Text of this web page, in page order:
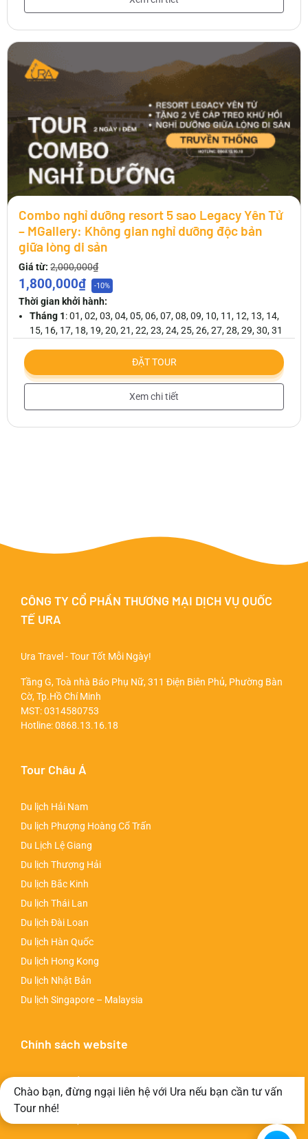
Combo nghỉ dưỡng resort 5 sao Legacy Yên Tử
– MGallery: Không gian nghỉ dưỡng độc bản
giữa lòng di sản
Giá từ:2,000,000₫
1,800,000₫ -10%
Thời gian khởi hành:
Tháng 1: 01, 02, 03, 04, 05, 06, 07, 08, 09, 10, 11, 12, 13, 14,
15, 16, 17, 18, 19, 20, 21, 22, 23, 24, 25, 26, 27, 28, 29, 30, 31
ĐẶT TOUR
Xem chi tiết
CÔNG TY CỔ PHẦN THƯƠNG MẠI DỊCH VỤ QUỐC
TẾ URA
Ura Travel - Tour Tốt Mỗi Ngày!
Tầng G, Toà nhà Báo Phụ Nữ, 311 Điện Biên Phủ, Phường Bàn
Cờ, Tp.Hồ Chí Minh
MST: 0314580753
Hotline:0868.13.16.18
Tour Châu Á
Du lịch Hải Nam
Du lịch Phượng Hoàng Cổ Trấn
Du Lịch Lệ Giang
Du lịch Thượng Hải
Du lịch Bắc Kinh
Du lịch Thái Lan
Du lịch Đài Loan
Du lịch Hàn Quốc
Du lịch Hong Kong
Du lịch Nhật Bản
Du lịch Singapore – Malaysia
Chính sách website
Chính sách thanh toán
Chào bạn, đừng ngại liên hệ với Ura nếu bạn cần tư vấn
Tour nhé!